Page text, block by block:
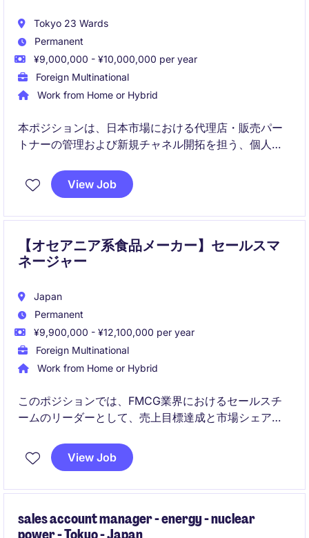
Tokyo 23 Wards
Permanent
¥9,000,000 - ¥10,000,000 per year
Foreign Multinational
Work from Home or Hybrid
本ポジションは、日本市場における代理店・販売パー
トナーの管理および新規チャネル開拓を担う、個人貢
への直接営業は行わず、パートナー戦略を通じて市場
拡大と売上成長を推進します。
View Job
【オセアニア系食品メーカー】セールスマ
ネージャー
Japan
Permanent
¥9,900,000 - ¥12,100,000 per year
Foreign Multinational
Work from Home or Hybrid
このポジションでは、FMCG業界におけるセールスチ
ームのリーダーとして、売上目標達成と市場シェア拡
足度を高めることが求められます。
View Job
sales account manager - energy - nuclear